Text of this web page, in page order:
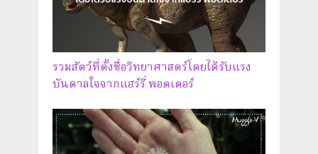
รวมสัตว์ที่ตั้งชื่อวิทยาศาสตร์โดยได้รับแรง
บันดาลใจจากแฮร์รี่ พอตเตอร์